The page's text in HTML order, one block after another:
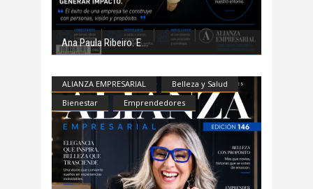
Ana Paula Ribeiro: E
ALIANZA EMPRESARIAL
Belleza y Salud
Bienestar
Emprendedores